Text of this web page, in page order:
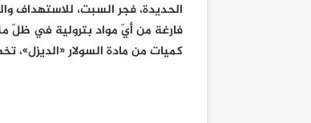
الحديدة، فجر السبت، للاستهداف
فارغة من أيّ مواد بترولية في ظلّ
كميات من مادة السولار «الديزل»،